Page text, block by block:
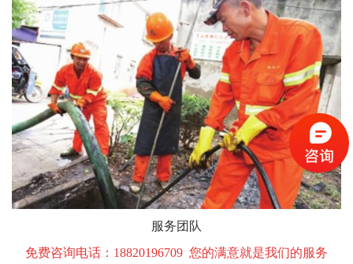
服务团队
免费咨询电话：18820196709 您的满意就是我们的服务